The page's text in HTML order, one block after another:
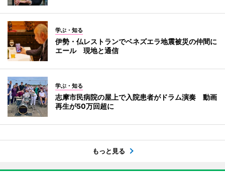
学ぶ・知る
伊勢・仏レストランでベネズエラ地震被災の仲間に
エール 現地と通信
学ぶ・知る
志摩市民病院の屋上で入院患者がドラム演奏 動画
再生が50万回超に
もっと見る